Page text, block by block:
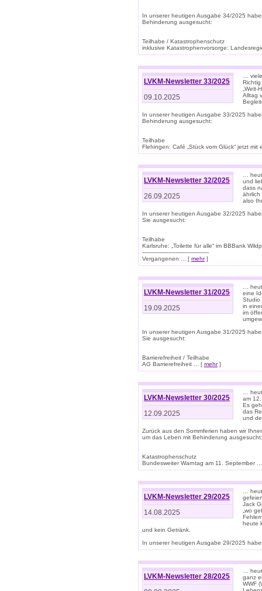
In unserer heutigen Ausgabe 34/2025
Behinderung ausgesucht:
Teilhabe / Katastrophenschutz
inklusive Katastrophenvorsorge:
LVKM-Newsletter 33/2025
09.10.2025
…
Alltag
In unserer heutigen Ausgabe 33/2025
Behinderung ausgesucht:
Teilhabe
Flehingen: Café „Stück vom Glück“ jetzt mit
LVKM-Newsletter 32/2025
26.09.2025
…
und
dass
ährlich
also
In unserer heutigen Ausgabe 32/2025
Sie ausgesucht:
Teilhabe
Karlsruhe: „Toilette für alle“ im BBBank
--------------------------------------
Vergangenen ... [ mehr]
LVKM-Newsletter 31/2025
19.09.2025
…
eine
Studio
in
im
In unserer heutigen Ausgabe 31/2025
Sie ausgesucht:
Barrierefreiheit / Teilhabe
AG Barrierefreiheit ... [ mehr]
LVKM-Newsletter 30/2025
12.09.2025
…
am
Es
das
und
Zurück aus den Sommferien haben wir
um das Leben mit Behinderung ausgesucht:
Katastrophenschutz
Bundesweiter Warntag am 11. September
LVKM-Newsletter 29/2025
14.08.2025
…
Jack
„wo
heute
und kein Getränk.
In unserer heutigen Ausgabe 29/2025
LVKM-Newsletter 28/2025
…
ganz
WWF